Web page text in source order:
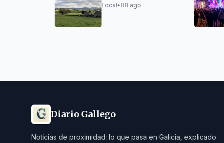
posibilidad de lluvia
Local• 08 ago
Diario Gallego
Noticias de proximidad: lo que pasa en Galicia, explicado